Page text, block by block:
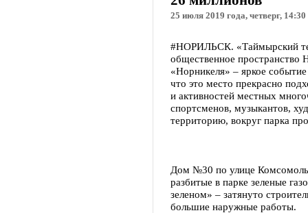
25 июля 2019 года, четверг, 14:30
#НОРИЛЬСК. «Таймырский
общественное пространство
«Норникеля» – яркое
что это место прекрасно
и активностей местных
спортсменов, музыкантов,
территорию, вокруг парка
Дом №30 по улице
разбитые в парке зеленые
зеленом» – затянуто
большие наружные работы.